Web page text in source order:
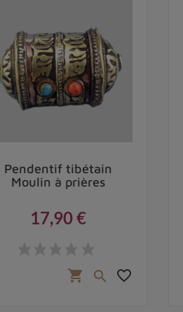
Pendentif tibétain
Moulin à prières
17,90 €
shopping_cart  favorite_border